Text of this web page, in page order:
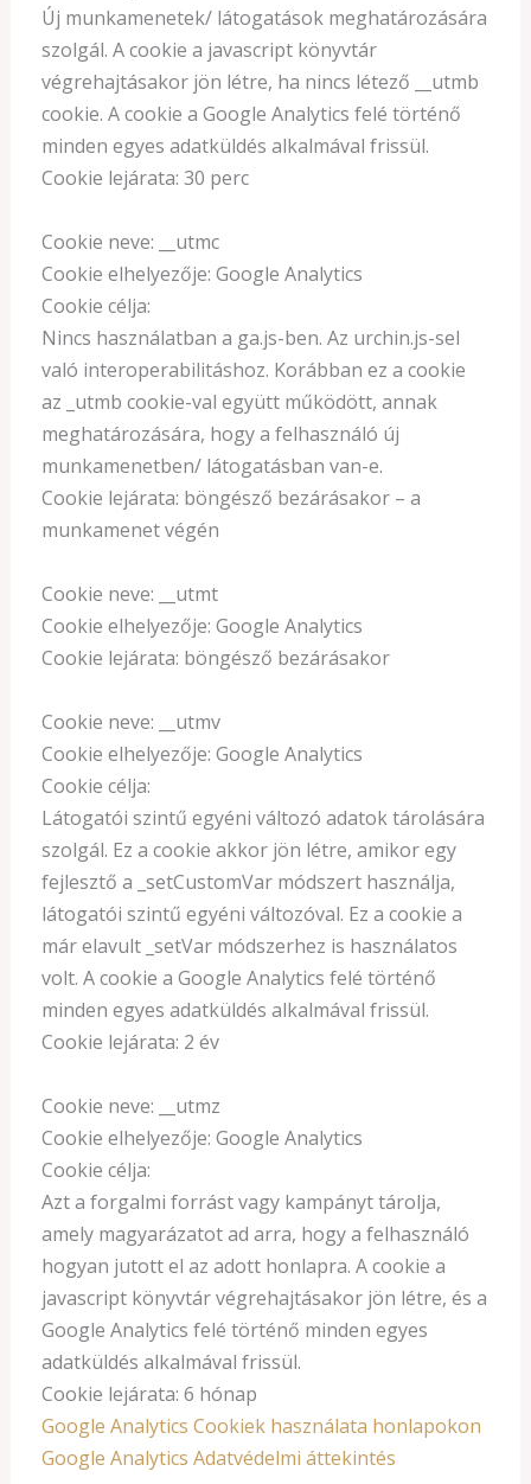
Új munkamenetek/ látogatások meghatározására
szolgál. A cookie a javascript könyvtár
végrehajtásakor jön létre, ha nincs létező __utmb
cookie. A cookie a Google Analytics felé történő
minden egyes adatküldés alkalmával frissül.
Cookie lejárata: 30 perc
Cookie neve: __utmc
Cookie elhelyezője: Google Analytics
Cookie célja:
Nincs használatban a ga.js-ben. Az urchin.js-sel
való interoperabilitáshoz. Korábban ez a cookie
az _utmb cookie-val együtt működött, annak
meghatározására, hogy a felhasználó új
munkamenetben/ látogatásban van-e.
Cookie lejárata: böngésző bezárásakor – a
munkamenet végén
Cookie neve: __utmt
Cookie elhelyezője: Google Analytics
Cookie lejárata: böngésző bezárásakor
Cookie neve: __utmv
Cookie elhelyezője: Google Analytics
Cookie célja:
Látogatói szintű egyéni változó adatok tárolására
szolgál. Ez a cookie akkor jön létre, amikor egy
fejlesztő a _setCustomVar módszert használja,
látogatói szintű egyéni változóval. Ez a cookie a
már elavult _setVar módszerhez is használatos
volt. A cookie a Google Analytics felé történő
minden egyes adatküldés alkalmával frissül.
Cookie lejárata: 2 év
Cookie neve: __utmz
Cookie elhelyezője: Google Analytics
Cookie célja:
Azt a forgalmi forrást vagy kampányt tárolja,
amely magyarázatot ad arra, hogy a felhasználó
hogyan jutott el az adott honlapra. A cookie a
javascript könyvtár végrehajtásakor jön létre, és a
Google Analytics felé történő minden egyes
adatküldés alkalmával frissül.
Cookie lejárata: 6 hónap
Google Analytics Cookiek használata honlapokon
Google Analytics Adatvédelmi áttekintés